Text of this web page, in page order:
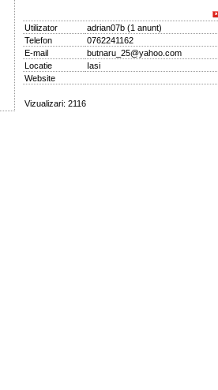
Utilizator adrian07b(1 anunt)
Telefon
0762241162
E-mail
butnaru_25@yahoo.com
Locatie
Iasi
Website
Vizualizari: 2116